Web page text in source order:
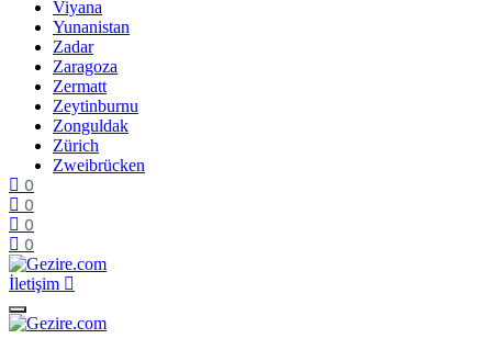
Viyana
Yunanistan
Zadar
Zaragoza
Zermatt
Zeytinburnu
Zonguldak
Zürich
Zweibrücken
0
0
0
0
İletişim